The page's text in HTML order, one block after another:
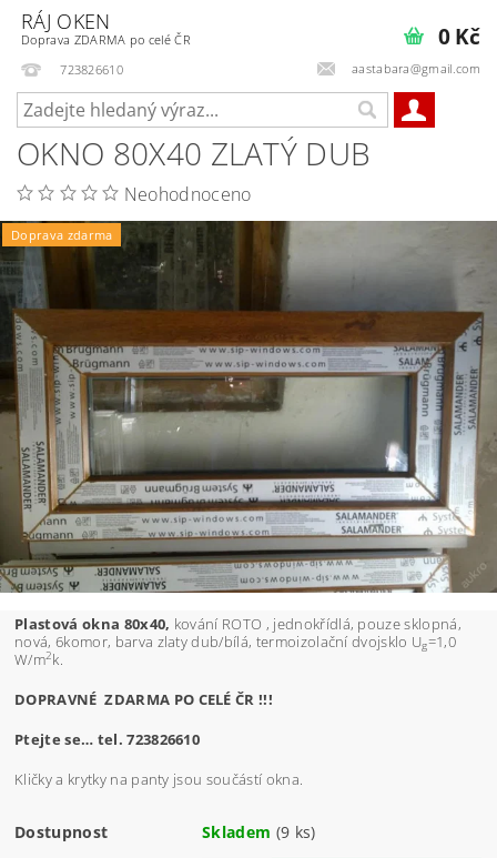
RÁJ OKEN
Doprava ZDARMA po celé ČR
723826610
aastabara@gmail.com
0 Kč
OKNO 80X40 ZLATÝ DUB
Neohodnoceno
Doprava zdarma
Plastová okna 80x40, kování ROTO , jednokřídlá, pouze sklopná,
nová, 6komor, barva zlaty dub/bílá, termoizolační dvojsklo Ug=1,0
W/m2k.
DOPRAVNÉ ZDARMA PO CELÉ ČR !!!
Ptejte se… tel. 723826610
Kličky a krytky na panty jsou součástí okna.
Dostupnost Skladem (9 ks)